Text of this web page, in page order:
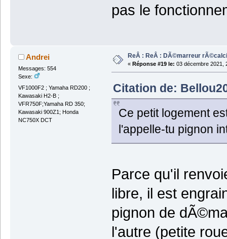
pas le
Andrei
Messages: 554
Sexe:
VF1000F2 ; Yamaha RD200 ;
Kawasaki H2-B ;
VFR750F;Yamaha RD 350;
Kawasaki 900Z1; Honda
NC750X DCT
ReÂ : ReÂ : DÃ©marreur
« Réponse #19 le: 03 décembre 2021,
Citation de:
Ce petit logement
l'appelle-tu pignon
Parce qu'il
libre, il est
pignon de
l'autre (petite